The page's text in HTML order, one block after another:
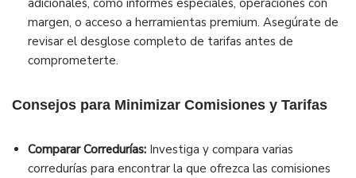
adicionales, como informes especiales, operaciones con
margen, o acceso a herramientas premium. Asegúrate de
revisar el desglose completo de tarifas antes de
comprometerte.
Consejos para Minimizar Comisiones y Tarifas
Comparar Corredurías: Investiga y compara varias
corredurías para encontrar la que ofrezca las comisiones